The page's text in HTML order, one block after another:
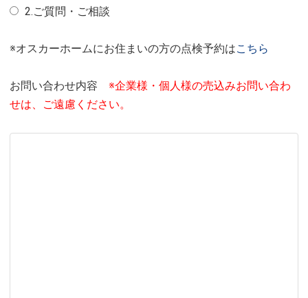
2.ご質問・ご相談
※オスカーホームにお住まいの方の点検予約はこちら
お問い合わせ内容 ※企業様・個人様の売込みお問い合わ
せは、ご遠慮ください。